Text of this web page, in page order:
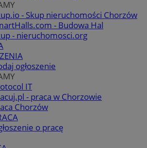
- Skup nieruchomości Chorzów
- Budowa Hal
- nieruchomosci.org
ogłoszenie
IT
- praca w Chorzowie
Chorzów
o pracę